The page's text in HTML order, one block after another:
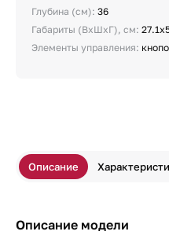
Глубина (см): 36
Габариты (ВхШхГ), см:
Элементы управления:
Описание
Описание модели